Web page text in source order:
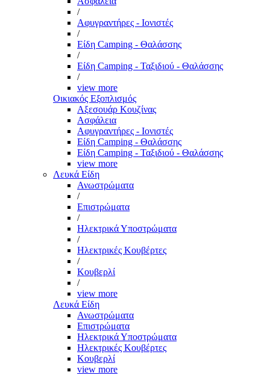
/
Αφυγραντήρες - Ιονιστές
/
Είδη Camping - Θαλάσσης
/
Είδη Camping - Ταξιδιού - Θαλάσσης
/
view more
Οικιακός Εξοπλισμός
Αξεσουάρ Κουζίνας
Ασφάλεια
Αφυγραντήρες - Ιονιστές
Είδη Camping - Θαλάσσης
Είδη Camping - Ταξιδιού - Θαλάσσης
view more
Λευκά Είδη
Ανωστρώματα
/
Επιστρώματα
/
Ηλεκτρικά Υποστρώματα
/
Ηλεκτρικές Κουβέρτες
/
Κουβερλί
/
view more
Λευκά Είδη
Ανωστρώματα
Επιστρώματα
Ηλεκτρικά Υποστρώματα
Ηλεκτρικές Κουβέρτες
Κουβερλί
view more